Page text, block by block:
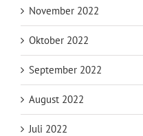
November 2022
Oktober 2022
September 2022
August 2022
Juli 2022